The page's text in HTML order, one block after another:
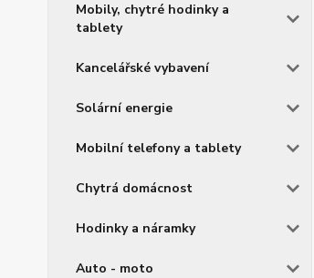
Mobily, chytré hodinky a
tablety
Kancelářské vybavení
Solární energie
Mobilní telefony a tablety
Chytrá domácnost
Hodinky a náramky
Auto - moto